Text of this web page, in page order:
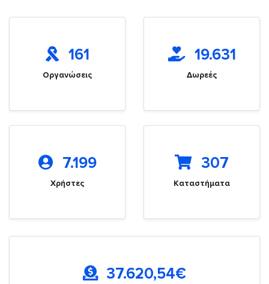
161
Οργανώσεις
19.631
Δωρεές
7.199
Χρήστες
307
Καταστήματα
37.620,54€